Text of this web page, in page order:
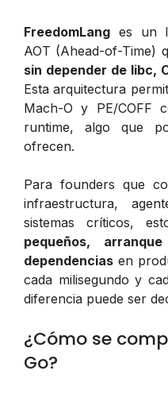
FreedomLang es un
AOT (Ahead-of-Time)
sin depender de libc,
Esta arquitectura
Mach-O y PE/COFF
runtime, algo que
ofrecen.
Para founders que
infraestructura,
sistemas críticos,
pequeños,
dependencias en
cada milisegundo y
diferencia puede ser
¿Cómo se
Go?